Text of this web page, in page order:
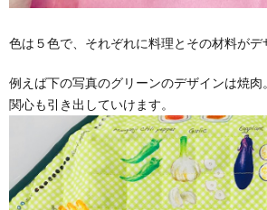
色は５色で、それぞれに料理とその材料がデ
例えば下の写真のグリーンのデザインは焼
関心も引き出していけます。